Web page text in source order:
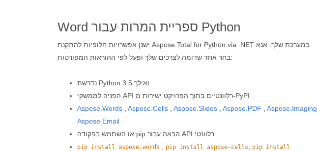
Word ספריית המרות עבור Python
ישנן אפשרויות חלופיות להתקנת Aspose.Total for Python via .NET במערכת שלך. אנא
בחר אחד שדומה לצרכים שלך ופעל לפי ההוראות המפורטות:
נדרשת Python 3.5 ואילך
הפניה לממשקי API רלוונטיים בתוך הפרויקט ישירות מ-PyPI
Aspose.Words
Aspose.Cells Aspose.Slides Aspose.PDF Aspose.Imaging
Aspose.Email
או השתמש בפקודה pip הבאה עבור API רלוונטי
pip install aspose.words pip install aspose-cells
pip install